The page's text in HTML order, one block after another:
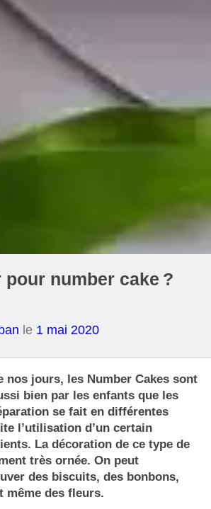
pour number cake ?
le 1 mai 2020
nos jours, les Number Cakes sont
bien par les enfants que les
se fait en différentes
l’utilisation d’un certain
La décoration de ce type de
très ornée. On peut
des biscuits, des bonbons,
même des fleurs.